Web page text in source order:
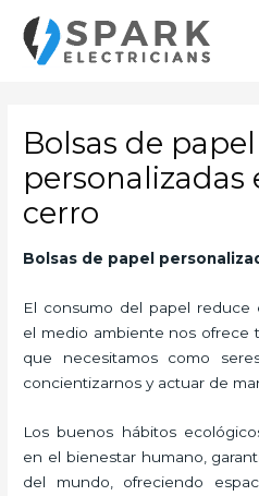
contenido
Bolsas de papel
personalizadas
cerro
Bolsas de papel
El consumo del papel reduce
el medio ambiente nos ofrece
que necesitamos como
concientizarnos y actuar de
Los buenos hábitos
en el bienestar humano,
del mundo, ofreciendo